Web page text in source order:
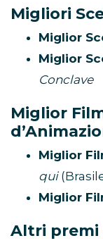
Migliori
Miglior
Miglior
Conclave
Miglior
Miglior
qui
Miglior
Altri premi